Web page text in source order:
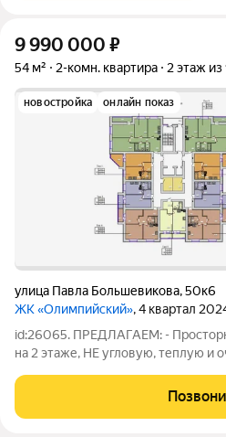
9 990 000 ₽
54 м² 2-комн. квартира 2 этаж из
новостройка онлайн показ
улица Павла Большевикова,50к6
ЖК «Олимпийский», 4 квартал
id:26065. ПРЕДЛАГАЕМ: -
на 2 этаже, НЕ угловую, теплую и
с индивидуальным газовым
качественный ремонт